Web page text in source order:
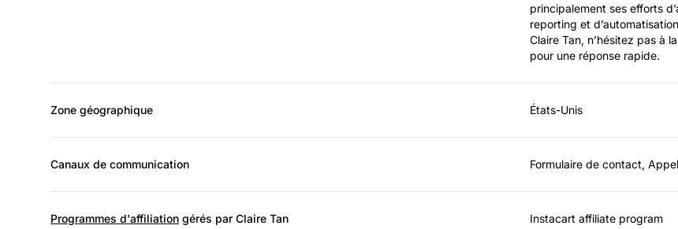
principalement ses efforts
reporting et
Claire Tan, n’hésitez pas à
pour une réponse rapide.
Zone géographique États-Unis
Canaux de communication Formulaire de contact,
Programmes d'affiliation gérés par Claire Tan Instacart affiliate program